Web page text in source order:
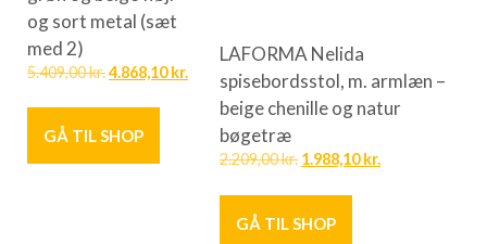
og sort metal (sæt
med 2)
5.409,00kr.4.868,10kr.
GÅ TIL SHOP
LAFORMA Nelida
spisebordsstol, m. armlæn –
beige chenille og natur
bøgetræ
2.209,00kr. 1.988,10kr.
GÅ TIL SHOP